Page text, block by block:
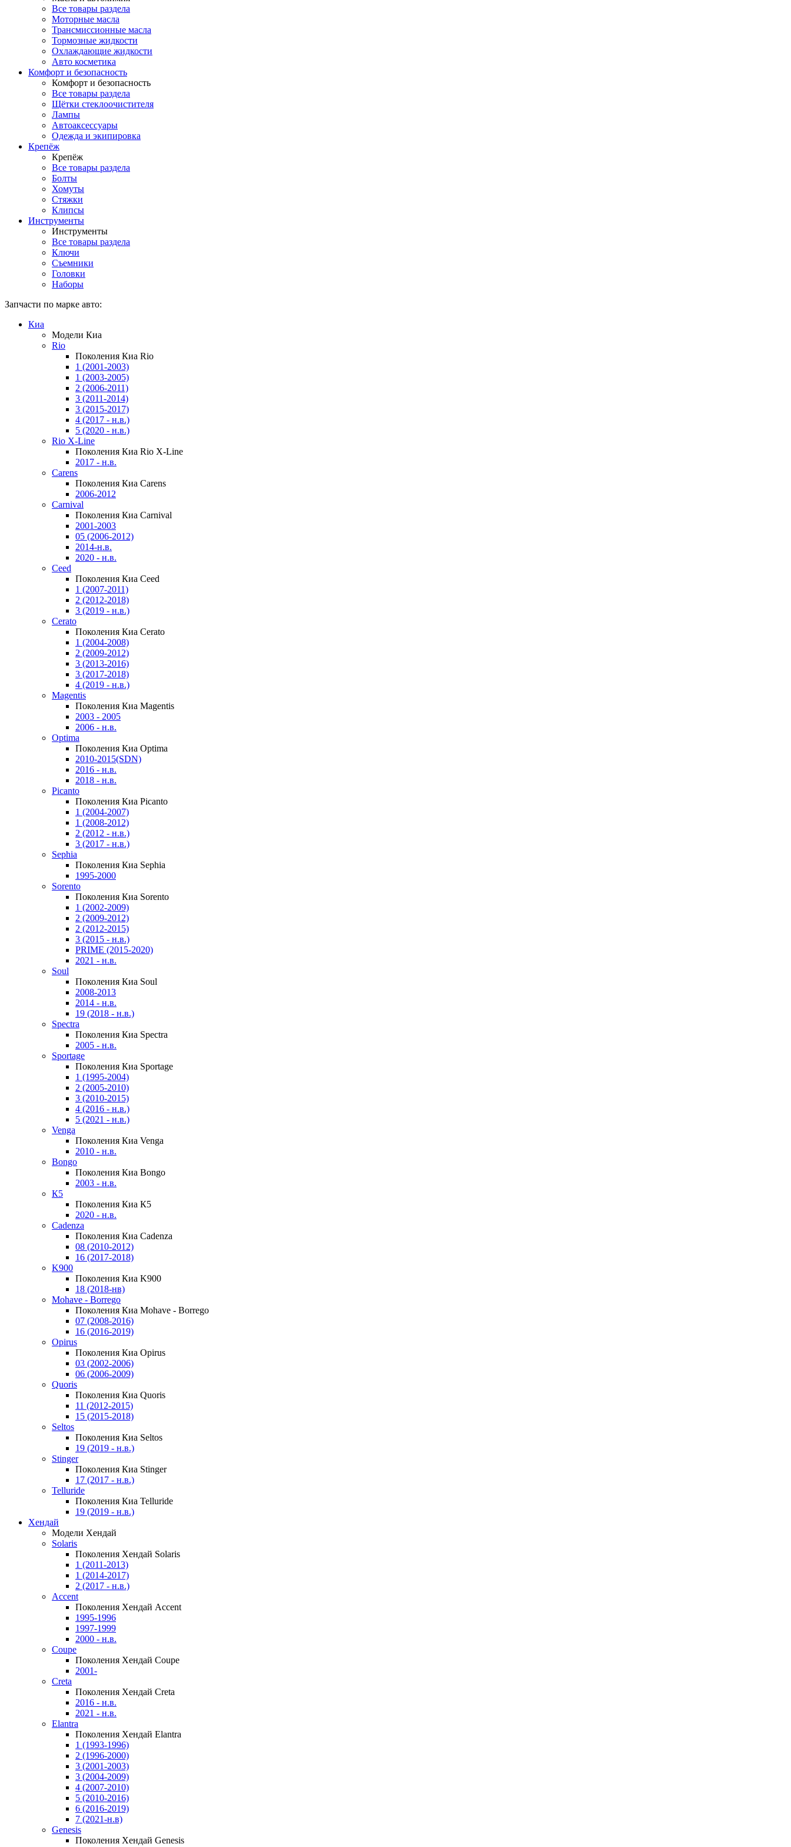
Все товары раздела
Моторные масла
Трансмиссионные масла
Тормозные жидкости
Охлаждающие жидкости
Авто косметика
Комфорт и безопасность
Комфорт и безопасность
Все товары раздела
Щётки стеклоочистителя
Лампы
Автоаксессуары
Одежда и экипировка
Крепёж
Крепёж
Все товары раздела
Болты
Хомуты
Стяжки
Клипсы
Инструменты
Инструменты
Все товары раздела
Ключи
Съемники
Головки
Наборы
Запчасти по марке авто:
Киа
Модели Киа
Rio
Поколения Киа Rio
1 (2001-2003)
1 (2003-2005)
2 (2006-2011)
3 (2011-2014)
3 (2015-2017)
4 (2017 - н.в.)
5 (2020 - н.в.)
Rio X-Line
Поколения Киа Rio X-Line
2017 - н.в.
Carens
Поколения Киа Carens
2006-2012
Carnival
Поколения Киа Carnival
2001-2003
05 (2006-2012)
2014-н.в.
2020 - н.в.
Ceed
Поколения Киа Ceed
1 (2007-2011)
2 (2012-2018)
3 (2019 - н.в.)
Cerato
Поколения Киа Cerato
1 (2004-2008)
2 (2009-2012)
3 (2013-2016)
3 (2017-2018)
4 (2019 - н.в.)
Magentis
Поколения Киа Magentis
2003 - 2005
2006 - н.в.
Optima
Поколения Киа Optima
2010-2015(SDN)
2016 - н.в.
2018 - н.в.
Picanto
Поколения Киа Picanto
1 (2004-2007)
1 (2008-2012)
2 (2012 - н.в.)
3 (2017 - н.в.)
Sephia
Поколения Киа Sephia
1995-2000
Sorento
Поколения Киа Sorento
1 (2002-2009)
2 (2009-2012)
2 (2012-2015)
3 (2015 - н.в.)
PRIME (2015-2020)
2021 - н.в.
Soul
Поколения Киа Soul
2008-2013
2014 - н.в.
19 (2018 - н.в.)
Spectra
Поколения Киа Spectra
2005 - н.в.
Sportage
Поколения Киа Sportage
1 (1995-2004)
2 (2005-2010)
3 (2010-2015)
4 (2016 - н.в.)
5 (2021 - н.в.)
Venga
Поколения Киа Venga
2010 - н.в.
Bongo
Поколения Киа Bongo
2003 - н.в.
К5
Поколения Киа К5
2020 - н.в.
Cadenza
Поколения Киа Cadenza
08 (2010-2012)
16 (2017-2018)
K900
Поколения Киа K900
18 (2018-нв)
Mohave - Borrego
Поколения Киа Mohave - Borrego
07 (2008-2016)
16 (2016-2019)
Opirus
Поколения Киа Opirus
03 (2002-2006)
06 (2006-2009)
Quoris
Поколения Киа Quoris
11 (2012-2015)
15 (2015-2018)
Seltos
Поколения Киа Seltos
19 (2019 - н.в.)
Stinger
Поколения Киа Stinger
17 (2017 - н.в.)
Telluride
Поколения Киа Telluride
19 (2019 - н.в.)
Хендай
Модели Хендай
Solaris
Поколения Хендай Solaris
1 (2011-2013)
1 (2014-2017)
2 (2017 - н.в.)
Accent
Поколения Хендай Accent
1995-1996
1997-1999
2000 - н.в.
Coupe
Поколения Хендай Coupe
2001-
Creta
Поколения Хендай Creta
2016 - н.в.
2021 - н.в.
Elantra
Поколения Хендай Elantra
1 (1993-1996)
2 (1996-2000)
3 (2001-2003)
3 (2004-2009)
4 (2007-2010)
5 (2010-2016)
6 (2016-2019)
7 (2021-н.в)
Genesis
Поколения Хендай Genesis